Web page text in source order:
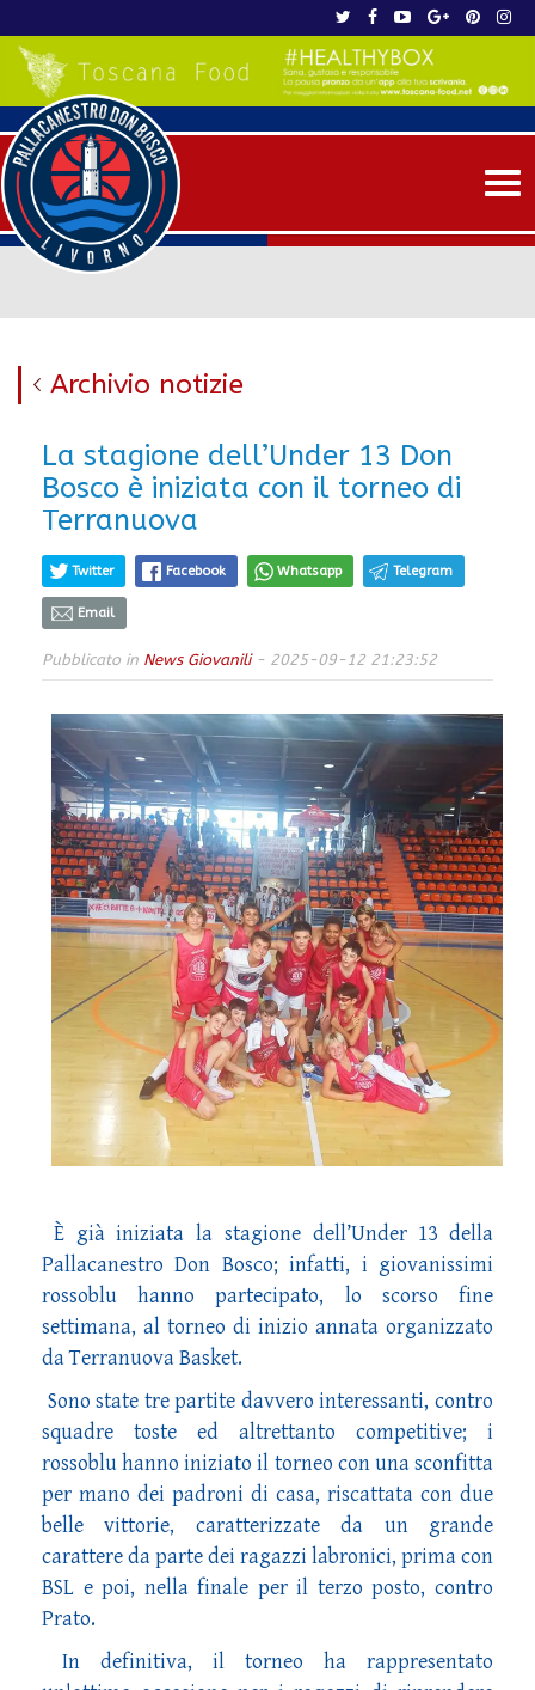
Archivio notizie
La stagione dell’Under 13 Don
Bosco è iniziata con il torneo di
Terranuova
Twitter Facebook Whatsapp Telegram
Email
Pubblicato in News Giovanili- 2025-09-12 21:23:52
È già iniziata la stagione dell’Under 13 della
Pallacanestro Don Bosco; infatti, i giovanissimi
rossoblu hanno partecipato, lo scorso fine
settimana, al torneo di inizio annata organizzato
da Terranuova Basket.
Sono state tre partite davvero interessanti, contro
squadre toste ed altrettanto competitive; i
rossoblu hanno iniziato il torneo con una sconfitta
per mano dei padroni di casa, riscattata con due
belle vittorie, caratterizzate da un grande
carattere da parte dei ragazzi labronici, prima con
BSL e poi, nella finale per il terzo posto, contro
Prato.
In definitiva, il torneo ha rappresentato